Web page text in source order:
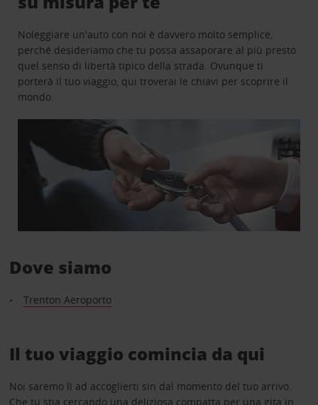
Noleggiare un'auto con noi è davvero molto semplice,
perché desideriamo che tu possa assaporare al più presto
quel senso di libertà tipico della strada. Ovunque ti
porterà il tuo viaggio, qui troverai le chiavi per scoprire il
mondo.
Dove siamo
Trenton Aeroporto
Il tuo viaggio comincia da qui
Noi saremo lì ad accoglierti sin dal momento del tuo arrivo.
Che tu stia cercando una deliziosa compatta per una gita in